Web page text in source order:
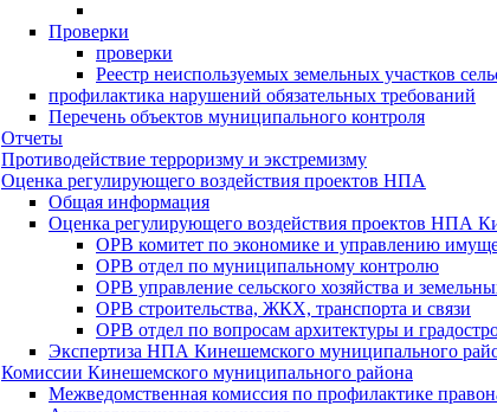
Проверки
проверки
Реестр неиспользуемых земельных участков
профилактика нарушений обязательных требований
Перечень объектов муниципального контроля
Отчеты
Противодействие терроризму и экстремизму
Оценка регулирующего воздействия проектов НПА
Общая информация
Оценка регулирующего воздействия проектов НПА
ОРВ комитет по экономике и управлению
ОРВ отдел по муниципальному контролю
ОРВ управление сельского хозяйства и
ОРВ строительства, ЖКХ, транспорта и связи
ОРВ отдел по вопросам архитектуры и
Экспертиза НПА Кинешемского муниципального
Комиссии Кинешемского муниципального района
Межведомственная комиссия по профилактике